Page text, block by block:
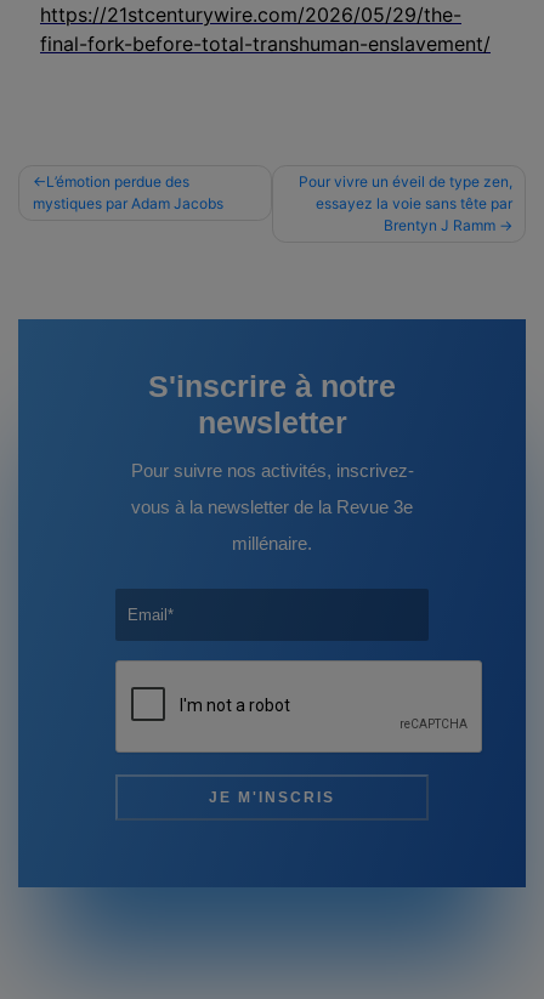
https://21stcenturywire.com/2026/05/29/the-
final-fork-before-total-transhuman-enslavement/
Navigation
de
L’émotion perdue des
mystiques par Adam Jacobs
Pour vivre un éveil de type zen,
essayez la voie sans tête par
Brentyn J Ramm
S'inscrire à notre
newsletter
Pour suivre nos activités, inscrivez-
vous à la newsletter de la Revue 3e
millénaire.